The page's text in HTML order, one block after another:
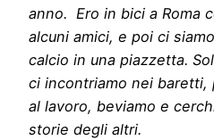
anno. Ero in bici a Roma
alcuni amici, e poi ci
calcio in una piazzetta.
ci incontriamo nei baretti,
al lavoro, beviamo e
storie degli altri.